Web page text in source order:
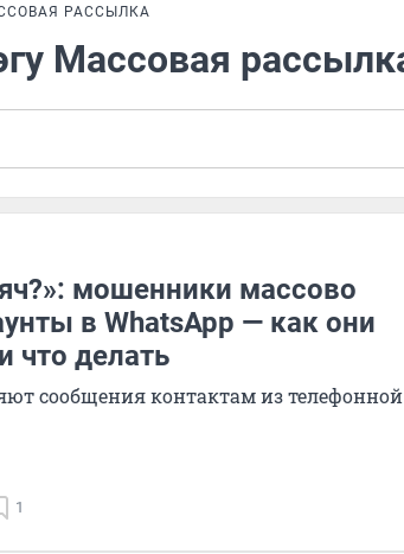
РАССЫЛКА
Массовая
мошенники массово
в WhatsApp — как они
что делать
сообщения контактам из телефонной
1